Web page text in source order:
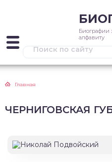
Биографии
алфавиту
Главная
ЧЕРНИГОВСКАЯ